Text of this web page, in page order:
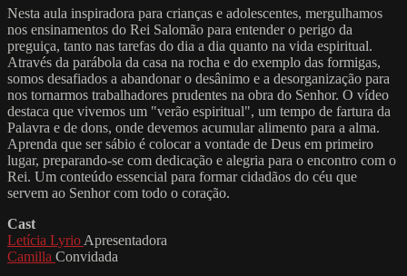
Nesta aula inspiradora para crianças e adolescentes, mergulhamos
nos ensinamentos do Rei Salomão para entender o perigo da
preguiça, tanto nas tarefas do dia a dia quanto na vida espiritual.
Através da parábola da casa na rocha e do exemplo das formigas,
somos desafiados a abandonar o desânimo e a desorganização para
nos tornarmos trabalhadores prudentes na obra do Senhor. O vídeo
destaca que vivemos um "verão espiritual", um tempo de fartura da
Palavra e de dons, onde devemos acumular alimento para a alma.
Aprenda que ser sábio é colocar a vontade de Deus em primeiro
lugar, preparando-se com dedicação e alegria para o encontro com o
Rei. Um conteúdo essencial para formar cidadãos do céu que
servem ao Senhor com todo o coração.
Cast
Letícia Lyrio Apresentadora
Camilla Convidada